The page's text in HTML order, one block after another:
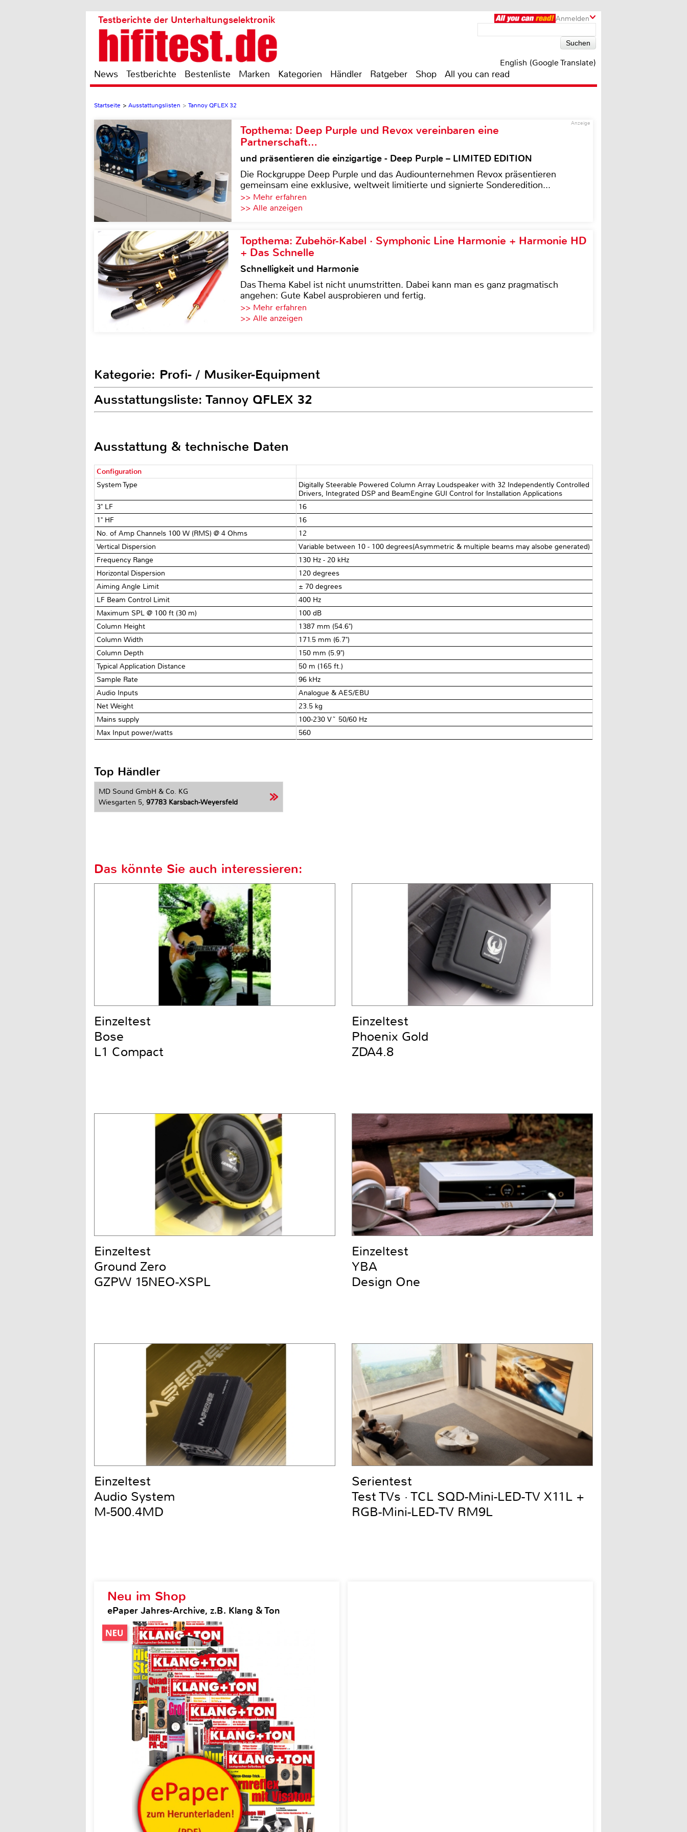
Anmelden
Testberichte der Unterhaltungselektronik
English (Google Translate)
News Testberichte Bestenliste Marken Kategorien Händler Ratgeber Shop All you can read
Startseite > Ausstattungslisten > Tannoy QFLEX 32
Anzeige
Topthema: Deep Purple und Revox vereinbaren eine
Partnerschaft…
und präsentieren die einzigartige - Deep Purple – LIMITED EDITION
Die Rockgruppe Deep Purple und das Audiounternehmen Revox präsentieren
gemeinsam eine exklusive, weltweit limitierte und signierte Sonderedition...
>> Mehr erfahren
>> Alle anzeigen
Topthema: Zubehör-Kabel · Symphonic Line Harmonie + Harmonie HD
+ Das Schnelle
Schnelligkeit und Harmonie
Das Thema Kabel ist nicht unumstritten. Dabei kann man es ganz pragmatisch
angehen: Gute Kabel ausprobieren und fertig.
>> Mehr erfahren
>> Alle anzeigen
Kategorie: Profi- / Musiker-Equipment
Ausstattungsliste: Tannoy QFLEX 32
Ausstattung & technische Daten
Configuration
System Type
Digitally Steerable Powered Column Array Loudspeaker with 32 Independently Controlled
Drivers, Integrated DSP and BeamEngine GUI Control for Installation Applications
3" LF
16
1" HF
16
No. of Amp Channels 100 W (RMS) @ 4 Ohms
12
Vertical Dispersion
Variable between 10 - 100 degrees(Asymmetric & multiple beams may alsobe generated)
Frequency Range
130 Hz - 20 kHz
Horizontal Dispersion
120 degrees
Aiming Angle Limit
± 70 degrees
LF Beam Control Limit
400 Hz
Maximum SPL @ 100 ft (30 m)
100 dB
Column Height
1387 mm (54.6")
Column Width
171.5 mm (6.7")
Column Depth
150 mm (5.9")
Typical Application Distance
50 m (165 ft.)
Sample Rate
96 kHz
Audio Inputs
Analogue & AES/EBU
Net Weight
23.5 kg
Mains supply
100-230 V~ 50/60 Hz
Max Input power/watts
560
Top Händler
MD Sound GmbH & Co. KG
Wiesgarten 5, 97783 Karsbach-Weyersfeld
Neu im Shop
ePaper Jahres-Archive, z.B. Klang & Ton
Das könnte Sie auch interessieren:
Einzeltest
Bose
L1 Compact
Einzeltest
Phoenix Gold
ZDA4.8
Einzeltest
Ground Zero
GZPW 15NEO-XSPL
Einzeltest
YBA
Design One
Einzeltest
Audio System
M-500.4MD
Serientest
Test TVs · TCL SQD-Mini-LED-TV X11L +
RGB-Mini-LED-TV RM9L